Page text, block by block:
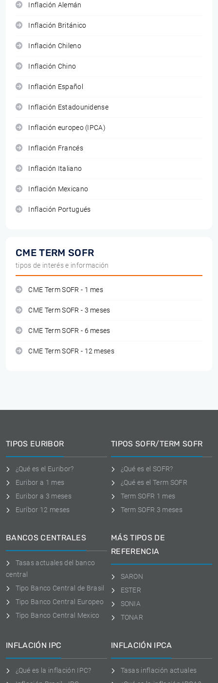
Inflación Alemán
Inflación Británico
Inflación Chileno
Inflación Chino
Inflación Español
Inflación Estadounidense
Inflación europeo (IPCA)
Inflación Francés
Inflación Italiano
Inflación Mexicano
Inflación Portugués
CME TERM SOFR
tipos de interés e información
CME Term SOFR - 1 mes
CME Term SOFR - 3 meses
CME Term SOFR - 6 meses
CME Term SOFR - 12 meses
TIPOS EURIBOR
¿Qué es el Euribor?
Euribor a 1 mes
Euribor a 3 meses
Euríbor 12 meses
TIPOS SOFR/TERM SOFR
¿Qué es el SOFR?
¿Qué es el Term SOFR
Term SOFR 1 mes
Term SOFR 3 meses
BANCOS CENTRALES
Tasas actuales del banco
central
Tipo Banco Central de Brasil
Tipo Banco Central Europeo
Tipo Banco Central Mexico
MÁS TIPOS DE
REFERENCIA
SARON
ESTER
SONIA
TONAR
INFLACIÓN IPC
¿Qué es la inflación IPC?
INFLACIÓN IPCA
Tasas inflación actuales